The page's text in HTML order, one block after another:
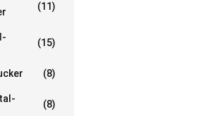
(11)
(15)
(8)
(8)